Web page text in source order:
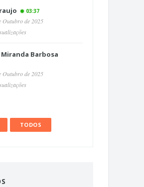
03:37
Outubro de 2025
Barbosa
Outubro de 2025
TODOS